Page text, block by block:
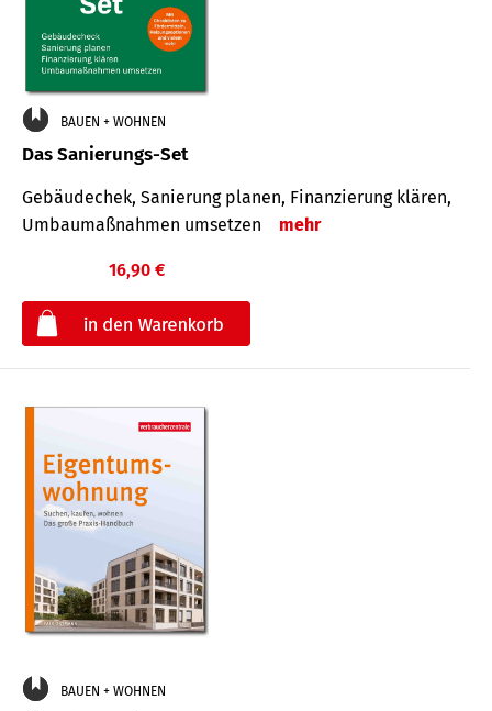
BAUEN + WOHNEN
Das Sanierungs-Set
Gebäudechek, Sanierung planen, Finanzierung klären,
Umbaumaßnahmen umsetzen
mehr
16,90 €
BAUEN + WOHNEN